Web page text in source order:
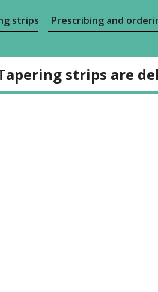
strips Prescribing and
strips are